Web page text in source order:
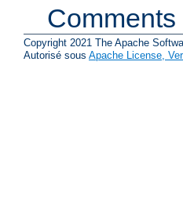
Copyright 2021 The Apache
Autorisé sous Apache License,